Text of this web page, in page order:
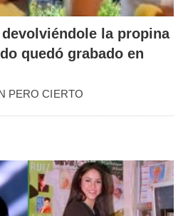
la propina
quedó grabado en
PERO CIERTO